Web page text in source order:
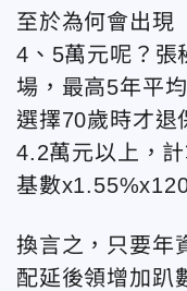
至於為何會出現
4、5萬元呢？張
場，最高5年平
選擇70歲時才退
4.2萬元以上，
基數
換言之，只要年
配延後領增加趴